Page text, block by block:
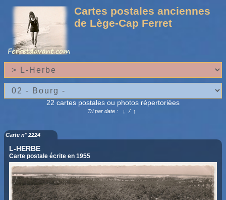
Cartes postales anciennes
de Lège-Cap Ferret
22 cartes postales ou photos répertorièes
Tri par date : ↓ /↑
Carte n° 2224
L-HERBE
Carte postale écrite en 1955